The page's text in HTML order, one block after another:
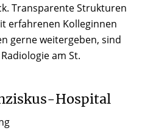
Transparente Strukturen
erfahrenen Kolleginnen
gerne weitergeben, sind
am St.
Hospital